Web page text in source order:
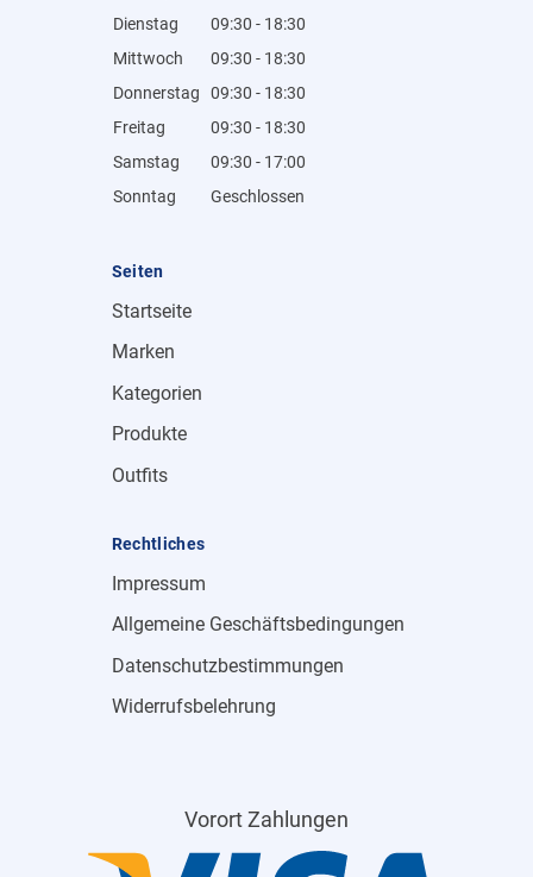
Dienstag
09:30 - 18:30
Mittwoch
09:30 - 18:30
Donnerstag
09:30 - 18:30
Freitag
09:30 - 18:30
Samstag
09:30 - 17:00
Sonntag
Geschlossen
Seiten
Startseite
Marken
Kategorien
Produkte
Outfits
Rechtliches
Impressum
Allgemeine Geschäftsbedingungen
Datenschutzbestimmungen
Widerrufsbelehrung
Vorort Zahlungen